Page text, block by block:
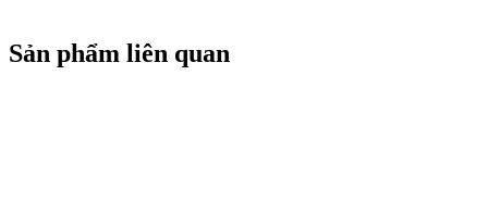
Sản phẩm liên quan